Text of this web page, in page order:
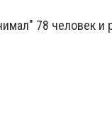
78 человек